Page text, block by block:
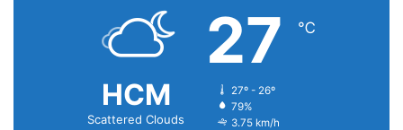
HCM
Scattered Clouds
27 ℃
27º - 26º
79%
3.75 km/h